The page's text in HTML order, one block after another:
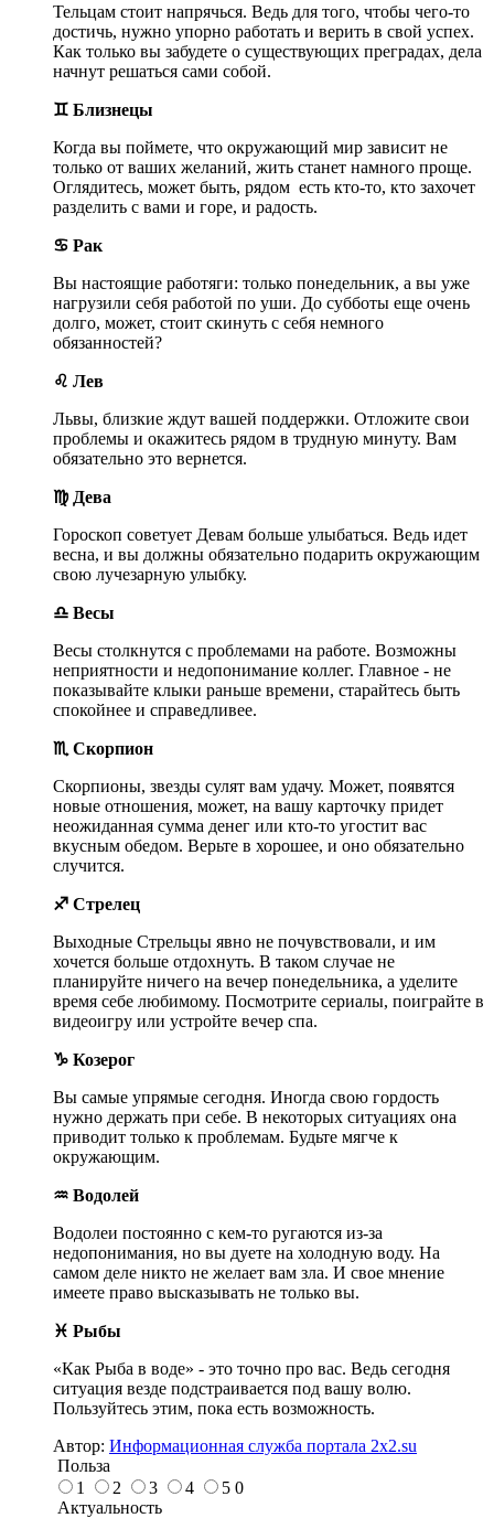
Тельцам стоит напрячься. Ведь для того, чтобы чего-то
достичь, нужно упорно работать и верить в свой успех.
Как только вы забудете о существующих преградах, дела
начнут решаться сами собой.
♊ Близнецы
Когда вы поймете, что окружающий мир зависит не
только от ваших желаний, жить станет намного проще.
Оглядитесь, может быть, рядом есть кто-то, кто захочет
разделить с вами и горе, и радость.
♋ Рак
Вы настоящие работяги: только понедельник, а вы уже
нагрузили себя работой по уши. До субботы еще очень
долго, может, стоит скинуть с себя немного
обязанностей?
♌ Лев
Львы, близкие ждут вашей поддержки. Отложите свои
проблемы и окажитесь рядом в трудную минуту. Вам
обязательно это вернется.
♍ Дева
Гороскоп советует Девам больше улыбаться. Ведь идет
весна, и вы должны обязательно подарить окружающим
свою лучезарную улыбку.
♎ Весы
Весы столкнутся с проблемами на работе. Возможны
неприятности и недопонимание коллег. Главное - не
показывайте клыки раньше времени, старайтесь быть
спокойнее и справедливее.
♏ Скорпион
Скорпионы, звезды сулят вам удачу. Может, появятся
новые отношения, может, на вашу карточку придет
неожиданная сумма денег или кто-то угостит вас
вкусным обедом. Верьте в хорошее, и оно обязательно
случится.
♐ Стрелец
Выходные Стрельцы явно не почувствовали, и им
хочется больше отдохнуть. В таком случае не
планируйте ничего на вечер понедельника, а уделите
время себе любимому. Посмотрите сериалы, поиграйте в
видеоигру или устройте вечер спа.
♑ Козерог
Вы самые упрямые сегодня. Иногда свою гордость
нужно держать при себе. В некоторых ситуациях она
приводит только к проблемам. Будьте мягче к
окружающим.
♒ Водолей
Водолеи постоянно с кем-то ругаются из-за
недопонимания, но вы дуете на холодную воду. На
самом деле никто не желает вам зла. И свое мнение
имеете право высказывать не только вы.
♓ Рыбы
«Как Рыба в воде» - это точно про вас. Ведь сегодня
ситуация везде подстраивается под вашу волю.
Пользуйтесь этим, пока есть возможность.
Автор: Информационная служба портала 2x2.su
Польза
1
2 3 4 5 0
Актуальность